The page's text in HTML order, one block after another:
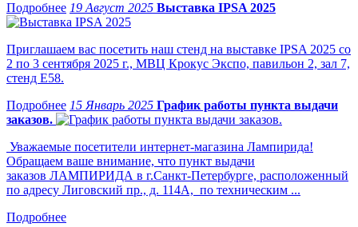
19 Август 2025 Выставка IPSA 2025
Приглашаем вас посетить наш стенд на выставке IPSA 2025 со
2 по 3 сентября 2025 г., МВЦ Крокус Экспо, павильон 2, зал 7,
стенд Е58.
15 Январь 2025 График работы пункта выдачи
заказов.
Уважаемые посетители интернет-магазина Лампирида!
Обращаем ваше внимание, что пункт выдачи
заказов ЛАМПИРИДА в г.Санкт-Петербурге, расположенный
по адресу Лиговский пр., д. 114А, по техническим ...